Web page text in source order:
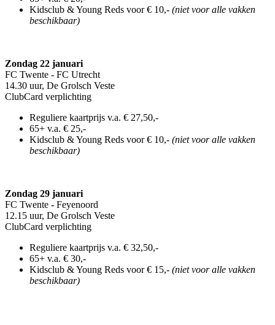
Kidsclub & Young Reds voor € 10,- (niet voor alle vakken
beschikbaar)
Zondag 22 januari
FC Twente - FC Utrecht
14.30 uur, De Grolsch Veste
ClubCard verplichting
Reguliere kaartprijs v.a. € 27,50,-
65+ v.a. € 25,-
Kidsclub & Young Reds voor € 10,- (niet voor alle vakken
beschikbaar)
Zondag 29 januari
FC Twente - Feyenoord
12.15 uur, De Grolsch Veste
ClubCard verplichting
Reguliere kaartprijs v.a. € 32,50,-
65+ v.a. € 30,-
Kidsclub & Young Reds voor € 15,- (niet voor alle vakken
beschikbaar)